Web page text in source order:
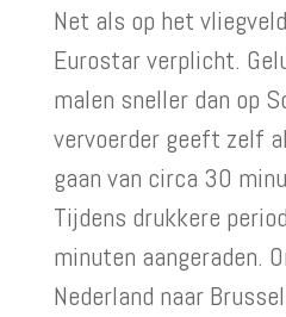
Net als op het
Eurostar verplicht.
malen sneller dan op
vervoerder geeft zelf
gaan van circa 30
Tijdens drukkere
minuten aangeraden.
Nederland naar